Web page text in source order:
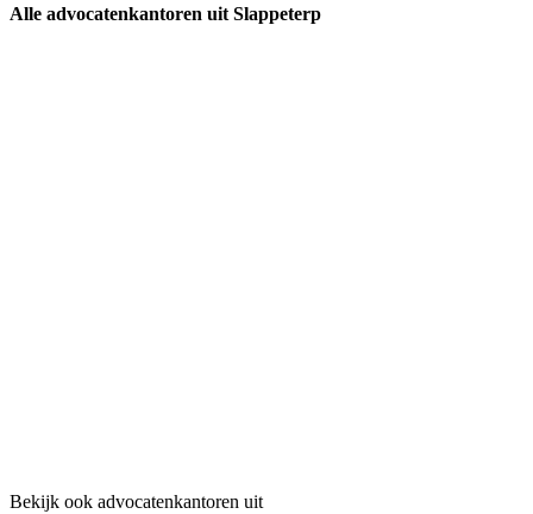
Alle advocatenkantoren uit Slappeterp
Bekijk ook advocatenkantoren uit